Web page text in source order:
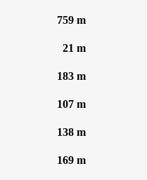
759 m
21 m
183 m
107 m
138 m
169 m